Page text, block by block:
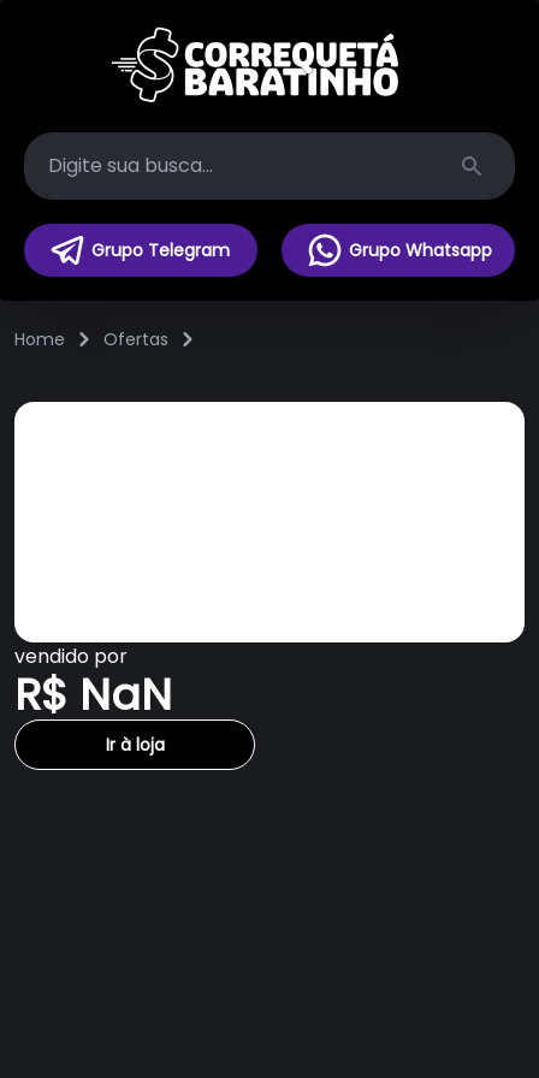
Search
Grupo Telegram Grupo Whatsapp
Home Ofertas
vendido por
R$ NaN
Ir à loja